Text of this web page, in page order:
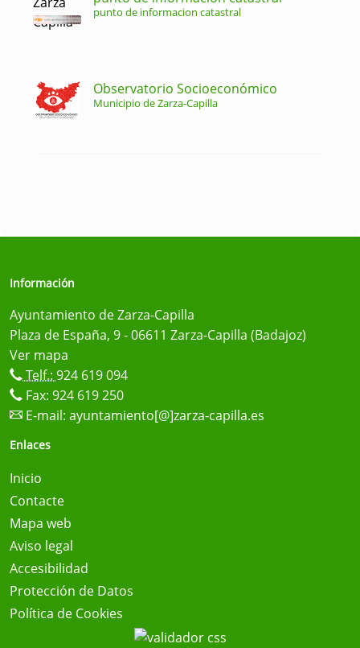
punto de informacion catastral
Observatorio Socioeconómico
Municipio de Zarza-Capilla
Información
Ayuntamiento de Zarza-Capilla
Plaza de España, 9 - 06611 Zarza-Capilla (Badajoz)
Ver mapa
Telf.: 924 619 094
Fax: 924 619 250
E-mail: ayuntamiento[@]zarza-capilla.es
Enlaces
Inicio
Contacte
Mapa web
Aviso legal
Accesibilidad
Protección de Datos
Política de Cookies